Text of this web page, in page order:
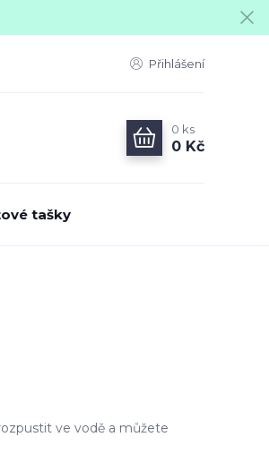
Přihlášení
0 ks
0 Kč
tašky
ve vodě a můžete